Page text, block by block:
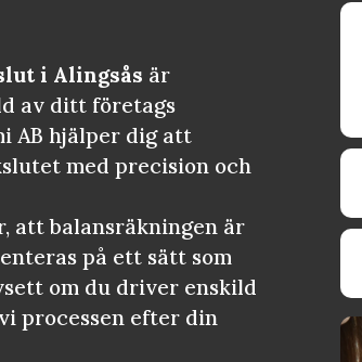
i Alingsås är
av ditt företags
AB hjälper dig att
med precision och
att balansräkningen är
på ett sätt som
om du driver enskild
processen efter din